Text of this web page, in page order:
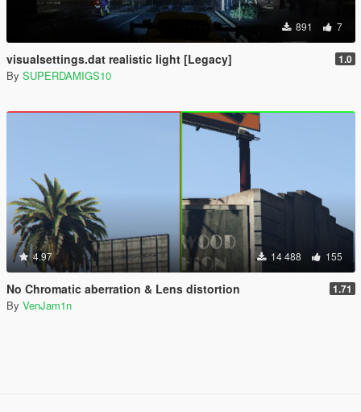
891 7
visualsettings.dat realistic light [Legacy] 1.0
By SUPERDAMIGS10
4.97 14 488 155
No Chromatic aberration & Lens distortion 1.71
By VenJam1n